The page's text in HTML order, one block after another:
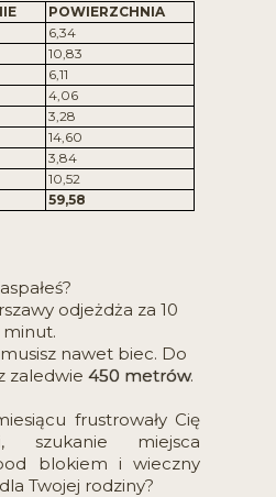
POWIERZCHNIA
6,34
10,83
6,11
4,06
3,28
14,60
3,84
10,52
59,58
odjeżdża za 10
minut.
nawet biec. Do
zaledwie 450 metrów.
frustrowały Cię
, szukanie miejsca
blokiem i wieczny
Twojej rodziny?